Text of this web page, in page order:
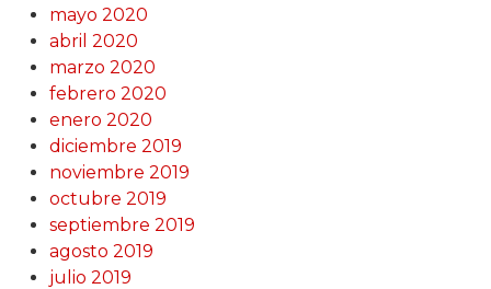
mayo 2020
abril 2020
marzo 2020
febrero 2020
enero 2020
diciembre 2019
noviembre 2019
octubre 2019
septiembre 2019
agosto 2019
julio 2019